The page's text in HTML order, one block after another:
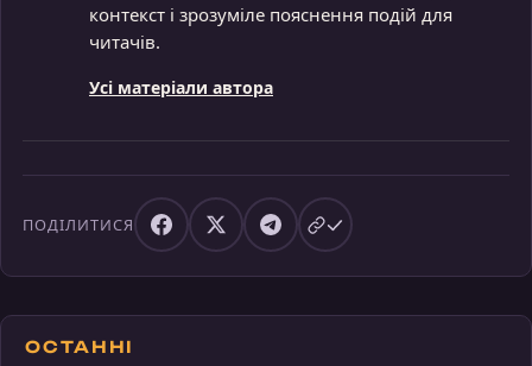
контекст і зрозуміле пояснення подій для
читачів.
Усі матеріали автора
ПОДІЛИТИСЯ
ОСТАННІ